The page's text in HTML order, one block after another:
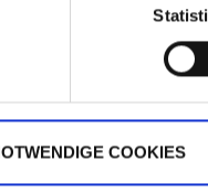
COOKIES
Lechler
Grad